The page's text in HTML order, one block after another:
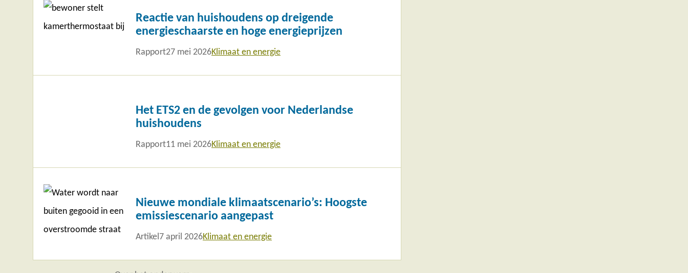
Reactie van huishoudens op dreigende
energieschaarste en hoge energieprijzen
Rapport27 mei 2026Klimaat en energie
meer
Het ETS2 en de gevolgen voor Nederlandse
huishoudens
Rapport11 mei 2026Klimaat en energie
Nieuwe mondiale klimaatscenario’s: Hoogste
emissiescenario aangepast
Artikel 7 april 2026Klimaat en energie
meer